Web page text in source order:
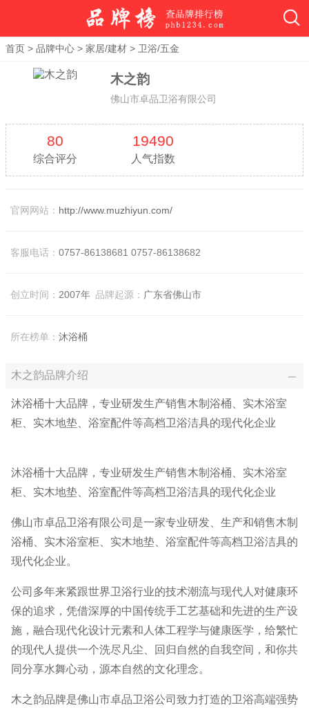
首页 > 品牌中心 > 家居/建材 > 卫浴/五金
木之韵
佛山市卓品卫浴有限公司
80
综合评分
19490
人气指数
官网网站： http://www.muzhiyun.com/
客服电话： 0757-86138681 0757-86138682
创立时间： 2007年 品牌起源： 广东省佛山市
所在榜单： 沐浴桶
木之韵品牌介绍
沐浴桶十大品牌，专业研发生产销售木制浴桶、实木浴室
柜、实木地垫、浴室配件等高档卫浴洁具的现代化企业
沐浴桶十大品牌，专业研发生产销售木制浴桶、实木浴室
柜、实木地垫、浴室配件等高档卫浴洁具的现代化企业
佛山市卓品卫浴有限公司是一家专业研发、生产和销售木制
浴桶、实木浴室柜、实木地垫、浴室配件等高档卫浴洁具的
现代化企业。
公司多年来紧跟世界卫浴行业的技术潮流与现代人对健康环
保的追求，凭借深厚的中国传统手工艺基础和先进的生产设
施，融合现代化设计元素和人体工程学与健康医学，给繁忙
的现代人提供一个洗尽凡尘、回归自然的自我空间，和你共
同分享水舞心动，源本自然的文化理念。
木之韵品牌是佛山市卓品卫浴公司致力打造的卫浴高端强势